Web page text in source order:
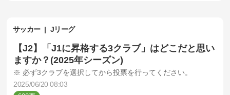
サッカー Jリーグ
【J2】「J1に昇格する3クラブ」はどこだと思い
ますか？(2025年シーズン)
※ 必ず3クラブを選択してから投票を行ってください。
2025/06/20 08:03